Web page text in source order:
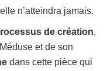
n’atteindra jamais.
de création,
et de son
dans cette pièce qui